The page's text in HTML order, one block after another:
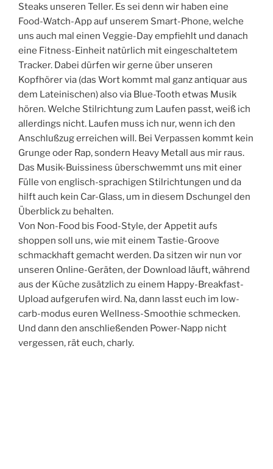
Steaks unseren Teller. Es sei denn wir haben eine
Food-Watch-App auf unserem Smart-Phone, welche
uns auch mal einen Veggie-Day empfiehlt und danach
eine Fitness-Einheit natürlich mit eingeschaltetem
Tracker. Dabei dürfen wir gerne über unseren
Kopfhörer via (das Wort kommt mal ganz antiquar aus
dem Lateinischen) also via Blue-Tooth etwas Musik
hören. Welche Stilrichtung zum Laufen passt, weiß ich
allerdings nicht. Laufen muss ich nur, wenn ich den
Anschlußzug erreichen will. Bei Verpassen kommt kein
Grunge oder Rap, sondern Heavy Metall aus mir raus.
Das Musik-Buissiness überschwemmt uns mit einer
Fülle von englisch-sprachigen Stilrichtungen und da
hilft auch kein Car-Glass, um in diesem Dschungel den
Überblick zu behalten.
Von Non-Food bis Food-Style, der Appetit aufs
shoppen soll uns, wie mit einem Tastie-Groove
schmackhaft gemacht werden. Da sitzen wir nun vor
unseren Online-Geräten, der Download läuft, während
aus der Küche zusätzlich zu einem Happy-Breakfast-
Upload aufgerufen wird. Na, dann lasst euch im low-
carb-modus euren Wellness-Smoothie schmecken.
Und dann den anschließenden Power-Napp nicht
vergessen, rät euch, charly.